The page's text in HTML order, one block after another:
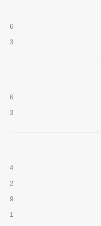
6
3
6
3
4
2
9
1
WeChat